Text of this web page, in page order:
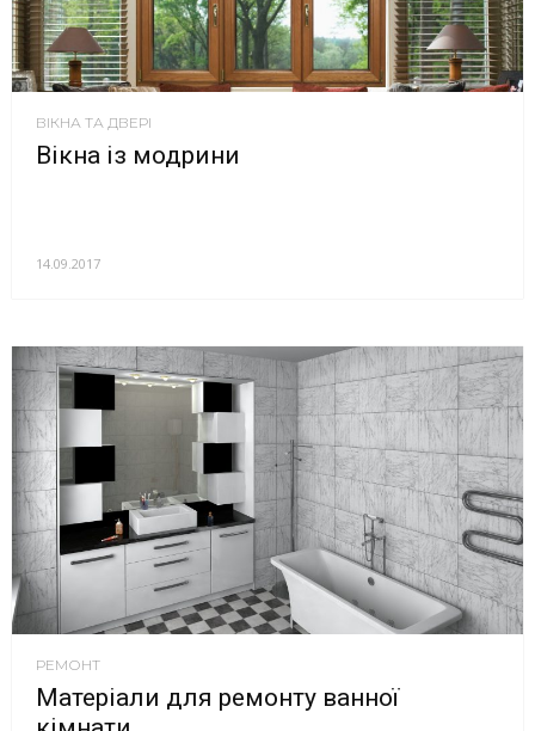
ВІКНА ТА ДВЕРІ
Вікна із модрини
14.09.2017
РЕМОНТ
Матеріали для ремонту ванної